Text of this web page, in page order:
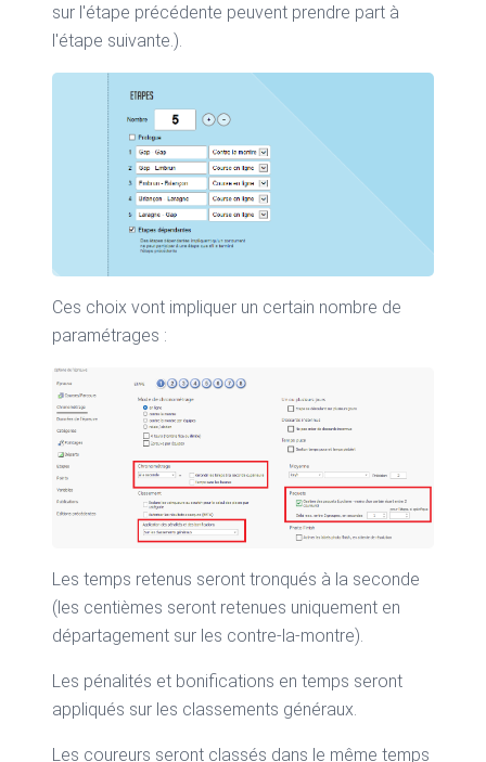
sur l'étape précédente peuvent prendre part à
l'étape suivante.).
Ces choix vont impliquer un certain nombre de
paramétrages :
Les temps retenus seront tronqués à la seconde
(les centièmes seront retenues uniquement en
départagement sur les contre-la-montre).
Les pénalités et bonifications en temps seront
appliqués sur les classements généraux.
Les coureurs seront classés dans le même temps